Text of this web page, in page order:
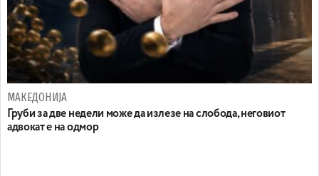
МАКЕДОНИЈА
Груби за две недели може да излезе на слобода, неговиот
адвокат е на одмор